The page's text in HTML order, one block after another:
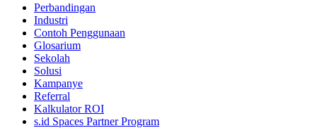
Perbandingan
Industri
Contoh Penggunaan
Glosarium
Sekolah
Solusi
Kampanye
Referral
Kalkulator ROI
s.id Spaces Partner Program